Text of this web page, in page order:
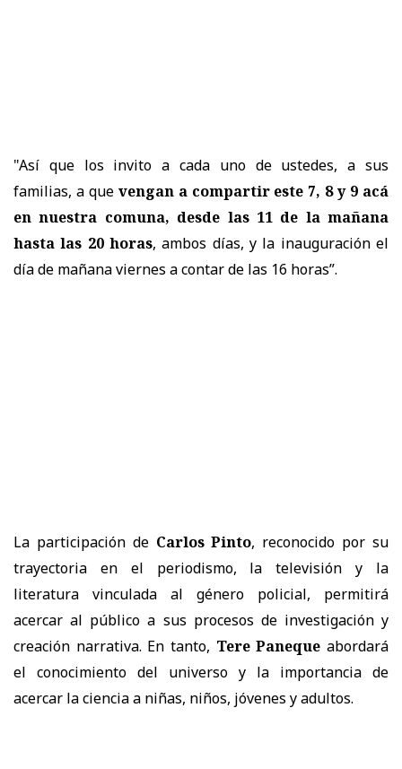
"Así que los invito a cada uno de ustedes, a sus
familias, a que vengan a compartir este 7, 8 y 9 acá
en nuestra comuna, desde las 11 de la mañana
hasta las 20 horas, ambos días, y la inauguración el
día de mañana viernes a contar de las 16 horas”.
La participación de Carlos Pinto, reconocido por su
trayectoria en el periodismo, la televisión y la
literatura vinculada al género policial, permitirá
acercar al público a sus procesos de investigación y
creación narrativa. En tanto, Tere Paneque abordará
el conocimiento del universo y la importancia de
acercar la ciencia a niñas, niños, jóvenes y adultos.